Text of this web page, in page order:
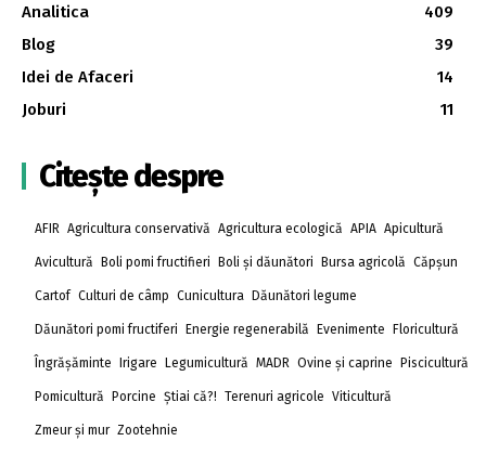
Analitica
409
Blog
39
Idei de Afaceri
14
Joburi
11
Citește despre
AFIR Agricultura conservativă Agricultura ecologică APIA Apicultură
Avicultură Boli pomi fructifieri Boli și dăunători Bursa agricolă Căpșun
Cartof Culturi de câmp Cunicultura Dăunători legume
Dăunători pomi fructiferi Energie regenerabilă Evenimente Floricultură
Îngrășăminte Irigare Legumicultură MADR Ovine și caprine Piscicultură
Pomicultură Porcine Știai că?! Terenuri agricole Viticultură
Zmeur și mur Zootehnie